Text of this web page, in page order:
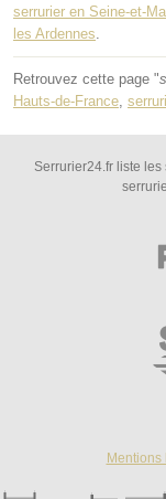
serrurier en Seine-et-
les Ardennes.
Retrouvez cette page "
Hauts-de-France,
Serrurier24.fr liste
Mentions